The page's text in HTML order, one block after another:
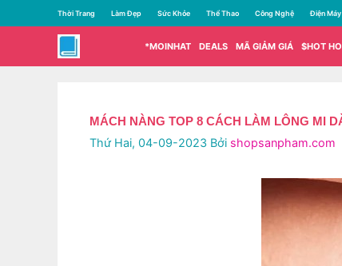
đến
dung
Thời Trang Làm Đẹp Sức Khỏe Thể Thao Công Nghệ Điện Máy
*MOINHAT DEALS MÃ GIẢM GIÁ $HOT
MÁCH NÀNG TOP 8 CÁCH LÀM LÔNG MI
Thứ Hai, 04-09-2023 Bởi shopsanpham.com